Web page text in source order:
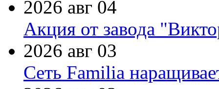
2026 авг 04
Акция от завода
2026 авг 03
Сеть Familia